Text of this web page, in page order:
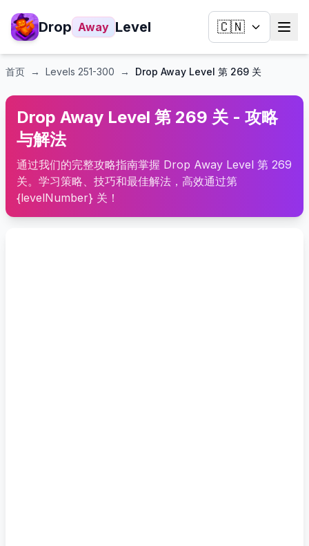
Drop Away Level 🇨🇳
首页 → Levels 251-300 → Drop Away Level 第 269 关
Drop Away Level 第 269 关 - 攻略
与解法
通过我们的完整攻略指南掌握 Drop Away Level 第 269
关。学习策略、技巧和最佳解法，高效通过第
{levelNumber} 关！